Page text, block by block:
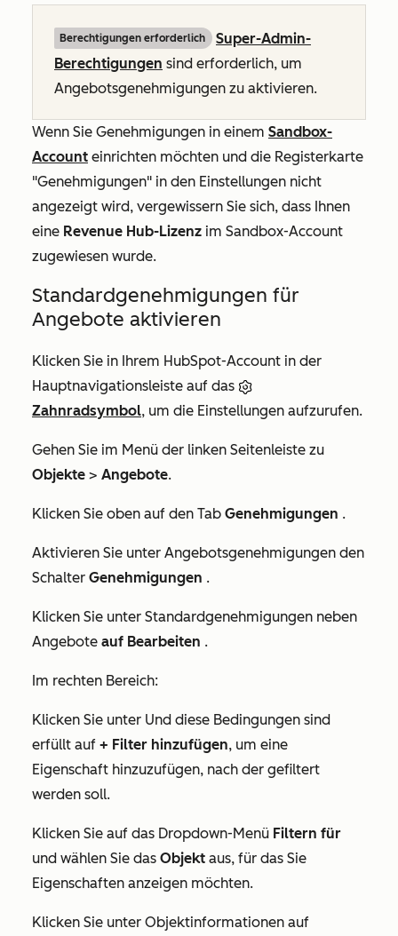
Berechtigungen erforderlich
Super-Admin-
Berechtigungen sind erforderlich, um
Angebotsgenehmigungen zu aktivieren.
Wenn Sie Genehmigungen in einem Sandbox-
Account einrichten möchten und die Registerkarte
"Genehmigungen" in den Einstellungen nicht
angezeigt wird, vergewissern Sie sich, dass Ihnen
eine Revenue Hub-Lizenz im Sandbox-Account
zugewiesen wurde.
Standardgenehmigungen für
Angebote aktivieren
Klicken Sie in Ihrem HubSpot-Account in der
Hauptnavigationsleiste auf das
Zahnradsymbol, um die Einstellungen aufzurufen.
Gehen Sie im Menü der linken Seitenleiste zu
Objekte > Angebote.
Klicken Sie oben auf den Tab Genehmigungen .
Aktivieren Sie unter Angebotsgenehmigungen den
Schalter Genehmigungen .
Klicken Sie unter Standardgenehmigungen neben
Angebote auf Bearbeiten .
Im rechten Bereich:
Klicken Sie unter Und diese Bedingungen sind
erfüllt auf + Filter hinzufügen, um eine
Eigenschaft hinzuzufügen, nach der gefiltert
werden soll.
Klicken Sie auf das Dropdown-Menü Filtern für
und wählen Sie das Objekt aus, für das Sie
Eigenschaften anzeigen möchten.
Klicken Sie unter Objektinformationen auf